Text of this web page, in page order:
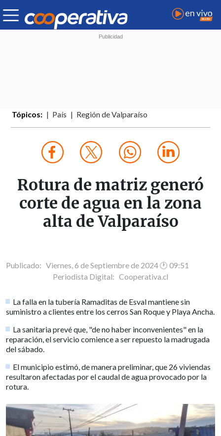
Tópicos: País Región de Valparaíso
Rotura de matriz generó
corte de agua en la zona
alta de Valparaíso
Publicado: Viernes, 6 de Septiembre de 2024 🕐 09:51
Periodista Digital: Cooperativa.cl
La falla en la tubería Ramaditas de Esval mantiene sin
suministro a clientes entre los cerros San Roque y Playa Ancha.
La sanitaria prevé que, "de no haber inconvenientes" en la
reparación, el servicio comience a ser repuesto la madrugada
del sábado.
El municipio estimó, de manera preliminar, que 26 viviendas
resultaron afectadas por el caudal de agua provocado por la
rotura.